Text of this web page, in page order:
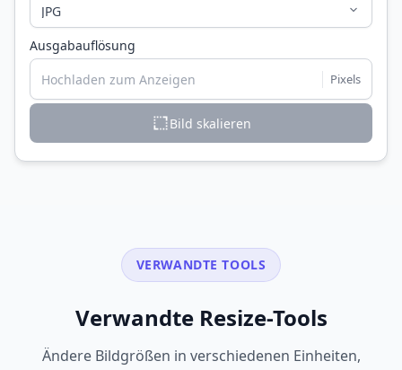
Ausgabauflösung
Hochladen zum Anzeigen
Pixels
Bild skalieren
VERWANDTE TOOLS
Verwandte Resize-Tools
Ändere Bildgrößen in verschiedenen Einheiten,